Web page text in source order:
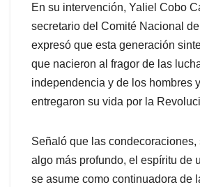
En su intervención, Yaliel Cobo
secretario del Comité Nacional
expresó que esta generación
que nacieron al fragor de las
independencia y de los hombres
entregaron su vida por la
Señaló que las condecoraciones,
algo más profundo, el espíritu de
se asume como continuadora de